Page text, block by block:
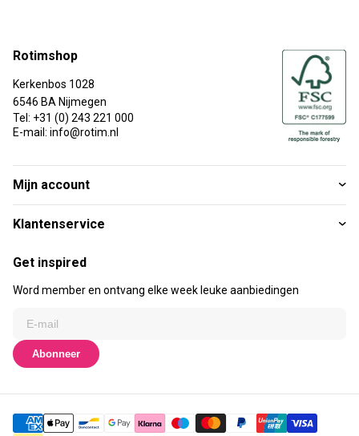
Rotimshop
Kerkenbos 1028
6546 BA Nijmegen
Tel: +31 (0) 243 221 000
E-mail: info@rotim.nl
Mijn account
Klantenservice
Get inspired
Word member en ontvang elke week leuke aanbiedingen
Abonneer